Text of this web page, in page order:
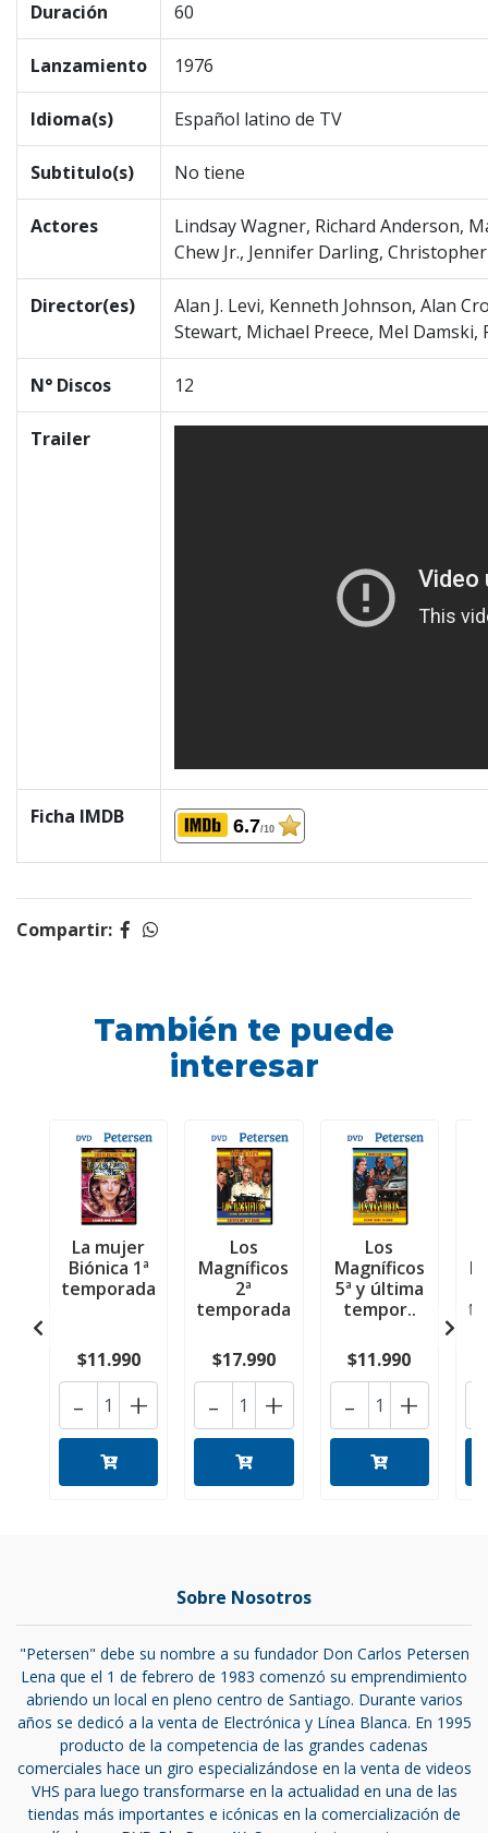
Duración 60
Lanzamiento 1976
Idioma(s) Español latino de TV
Subtitulo(s) No tiene
Actores
Lindsay Wagner, Richard Anderson,
Chew Jr., Jennifer Darling,
Director(es)
Alan J. Levi, Kenneth Johnson, Alan
Stewart, Michael Preece, Mel Damski,
N° Discos 12
Trailer
Ficha IMDB 6.7/10
Compartir:
También te puede
interesar
La mujer
Biónica 1ª
temporada
$11.990
+
-
Los
Magníficos
2ª
temporada
$17.990
+
-
Los
Magníficos
5ª y última
tempor..
$11.990
+
-
Sobre Nosotros
"Petersen" debe su nombre a su fundador Don Carlos Petersen
Lena que el 1 de febrero de 1983 comenzó su emprendimiento
abriendo un local en pleno centro de Santiago. Durante varios
años se dedicó a la venta de Electrónica y Línea Blanca. En 1995
producto de la competencia de las grandes cadenas
comerciales hace un giro especializándose en la venta de videos
VHS para luego transformarse en la actualidad en una de las
tiendas más importantes e icónicas en la comercialización de